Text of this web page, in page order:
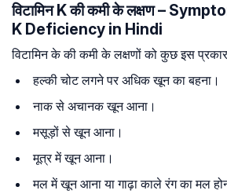
विटामिन K की कमी के लक्षण –
K Deficiency in Hindi
विटामिन के की कमी के लक्षणों को कुछ इस
हल्की चोट लगने पर अधिक खून का बहना।
नाक से अचानक खून आना।
मसूड़ों से खून आना।
मूत्र में खून आना।
मल में खून आना या गाढ़ा काले रंग का मल